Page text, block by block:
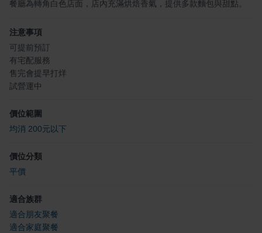
餐廳為轉角白色店面，店內充滿烘焙香氣，提供多款麵包與甜點。
注意事項
可提前預訂
有宅配服務
售完會提早打烊
試營運中
價位範圍
均消 200元以下
價位分類
平價
適合族群
適合朋友聚餐
適合家庭聚餐